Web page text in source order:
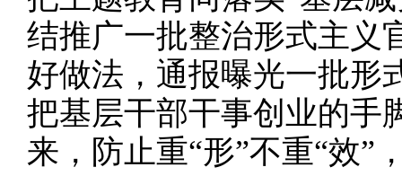
结推广一批整治形式主义
好做法，通报曝光一批形
把基层干部干事创业的手
来，防止重“形”不重“效”